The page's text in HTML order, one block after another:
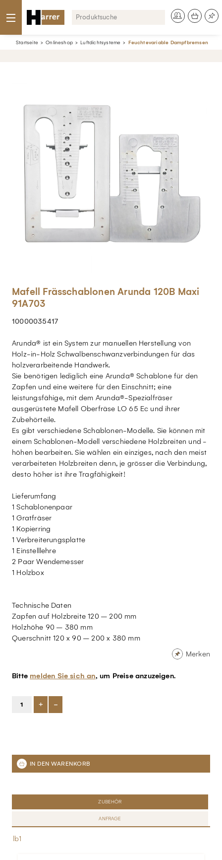
Startseite Onlineshop Luftdichtsysteme Feuchtevariable Dampfbremsen
Mafell Frässchablonen Arunda 120B Maxi
91A703
10000035417
Arunda® ist ein System zur manuellen Herstellung von
Holz-in-Holz Schwalbenschwanzverbindungen für das
holzverarbeitende Handwerk.
Sie benötigen lediglich eine Arunda® Schablone für den
Zapfen und eine weitere für den Einschnitt; eine
leistungsfähige, mit dem Arunda®-Spezialfräser
ausgerüstete Mafell Oberfräse LO 65 Ec und ihrer
Zubehörteile.
Es gibt verschiedene Schablonen-Modelle. Sie können mit
einem Schablonen-Modell verschiedene Holzbreiten und -
höhen bearbeiten. Sie wählen ein einziges, nach den meist
verarbeiteten Holzbreiten denn, je grösser die Verbindung,
desto höher ist ihre Tragfähigkeit!
Lieferumfang
1 Schablonenpaar
1 Gratfräser
1 Kopierring
1 Verbreiterungsplatte
1 Einstelllehre
2 Paar Wendemesser
1 Holzbox
Technische Daten
Zapfen auf Holzbreite 120 – 200 mm
Holzhöhe 90 – 380 mm
Querschnitt 120 x 90 – 200 x 380 mm
Merken
Bitte melden Sie sich an, um Preise anzuzeigen.
+ -
ZUBEHÖR
ANFRAGE
lb1